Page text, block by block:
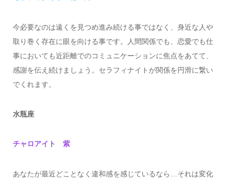
今必要なのは遠くを見つめ進み続ける事ではなく、身近な人や
取り巻く存在に眼を向ける事です。人間関係でも、恋愛でも仕
事においても近距離でのコミュニケーションに焦点をあてて、
感謝を伝え続けましょう。セラフィナイトが関係を円滑に繋い
でくれます。
水瓶座
チャロアイト 紫
あなたが最近どことなく違和感を感じているなら…それは変化